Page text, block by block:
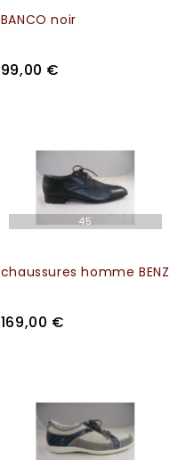
BANCO noir
99,00 €
45
chaussures homme BENZ
169,00 €